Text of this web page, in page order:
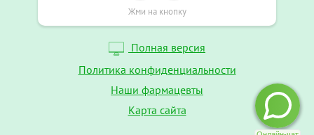
Жми на кнопку
Полная версия
Политика конфиденциальности
Наши фармацевты
Карта сайта